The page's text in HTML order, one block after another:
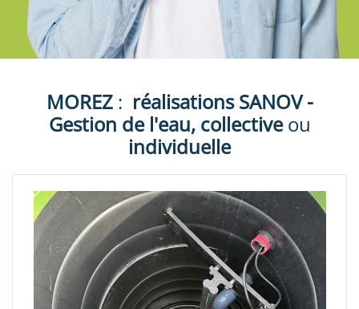
MOREZ: réalisationsSANOV -
Gestion de l'eau, collectiveou
individuelle